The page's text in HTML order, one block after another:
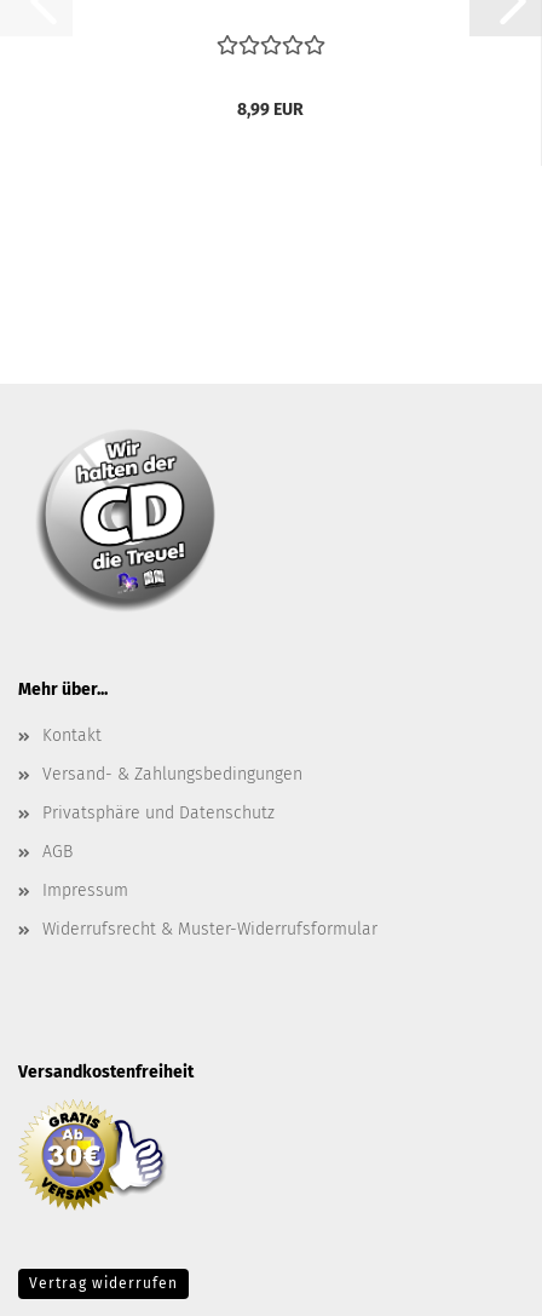
8,99 EUR
Mehr über...
Kontakt
Versand- & Zahlungsbedingungen
Privatsphäre und Datenschutz
AGB
Impressum
Widerrufsrecht & Muster-Widerrufsformular
Versandkostenfreiheit
Vertrag widerrufen